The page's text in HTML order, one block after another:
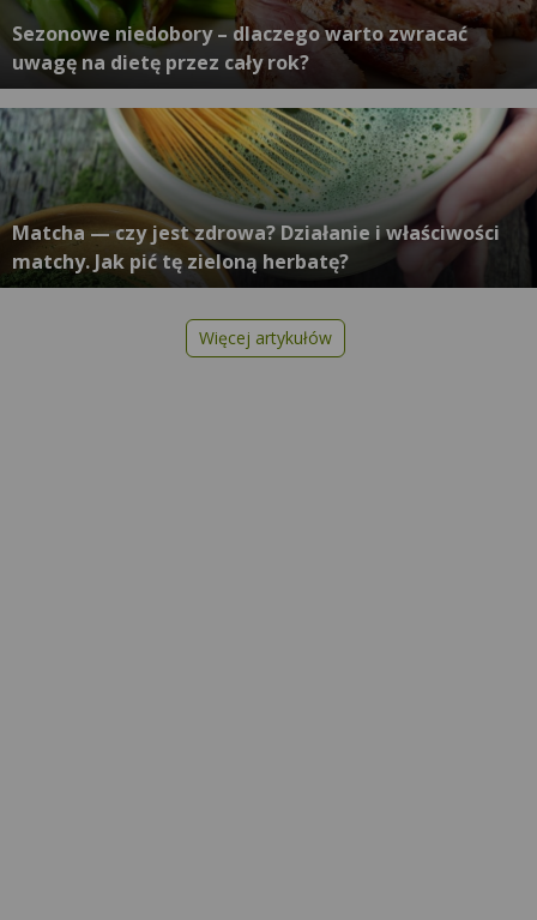
Sezonowe niedobory – dlaczego warto zwracać
uwagę na dietę przez cały rok?
Matcha — czy jest zdrowa? Działanie i właściwości
matchy. Jak pić tę zieloną herbatę?
Więcej artykułów